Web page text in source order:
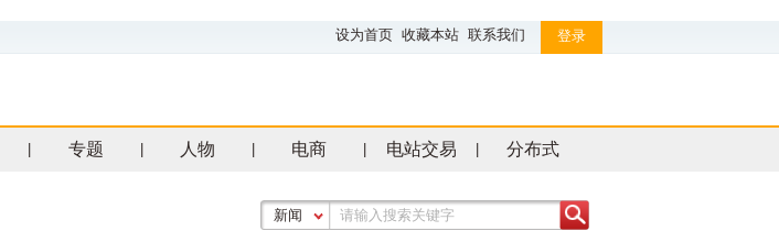
设为首页 收藏本站 联系我们 登录
专题 人物 电商 电站交易 分布式
新闻